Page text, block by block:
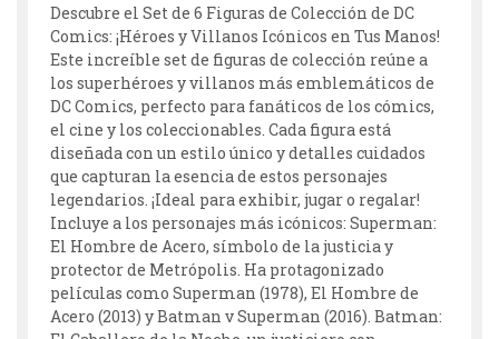
Descubre el Set de 6 Figuras de Colección de DC
Comics: ¡Héroes y Villanos Icónicos en Tus Manos!
Este increíble set de figuras de colección reúne a
los superhéroes y villanos más emblemáticos de
DC Comics, perfecto para fanáticos de los cómics,
el cine y los coleccionables. Cada figura está
diseñada con un estilo único y detalles cuidados
que capturan la esencia de estos personajes
legendarios. ¡Ideal para exhibir, jugar o regalar!
Incluye a los personajes más icónicos: Superman:
El Hombre de Acero, símbolo de la justicia y
protector de Metrópolis. Ha protagonizado
películas como Superman (1978), El Hombre de
Acero (2013) y Batman v Superman (2016). Batman: